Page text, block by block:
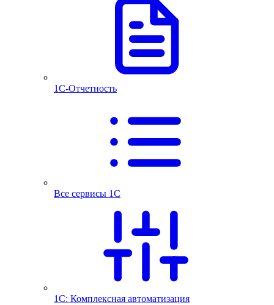
1С-Отчетность
Все сервисы 1С
1С: Комплексная автоматизация